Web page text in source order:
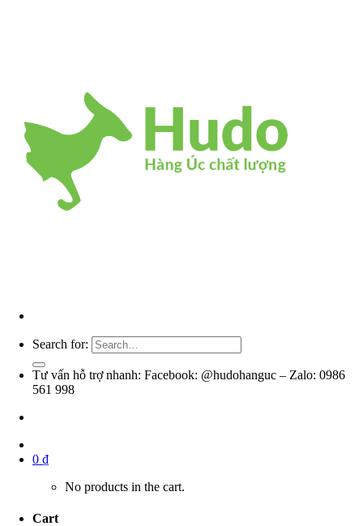
Search for:
Tư vấn hỗ trợ nhanh: Facebook: @hudohanguc – Zalo: 0986
561 998
0 ₫
No products in the cart.
Cart